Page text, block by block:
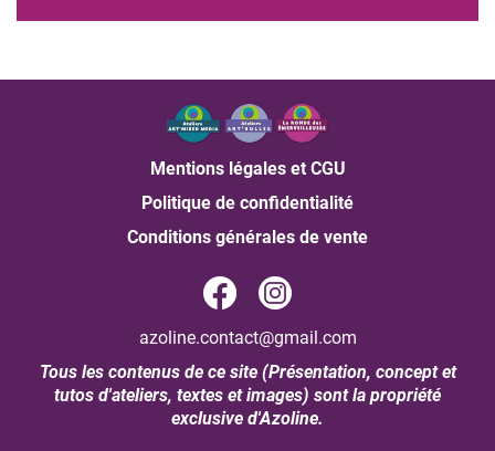
Mentions légales et CGU
Politique de confidentialité
Conditions générales de vente
azoline.contact@gmail.com
Tous les contenus de ce site (Présentation, concept et
tutos d'ateliers, textes et images) sont la propriété
exclusive d'Azoline.